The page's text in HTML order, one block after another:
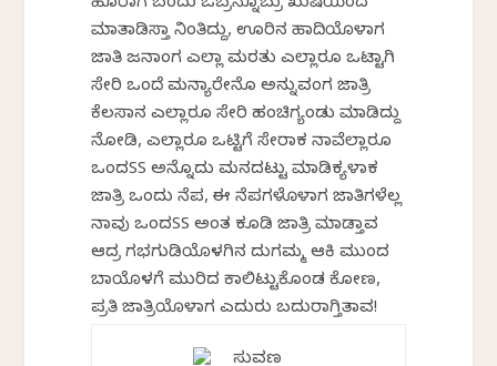
ಮಾತಾಡಿಸ್ತಾ ನಿಂತಿದ್ದು, ಊರಿನ ಹಾದಿಯೊಳಾಗ
ಜಾತಿ ಜನಾಂಗ ಎಲ್ಲಾ ಮರತು ಎಲ್ಲಾರೂ ಒಟ್ಟಾಗಿ
ಸೇರಿ ಒಂದೆ ಮನ್ಯಾರೇನೊ ಅನ್ನುವಂಗ ಜಾತ್ರಿ
ಕೆಲಸಾನ ಎಲ್ಲಾರೂ ಸೇರಿ ಹಂಚಿಗ್ಯಂಡು ಮಾಡಿದ್ದು
ನೋಡಿ, ಎಲ್ಲಾರೂ ಒಟ್ಟಿಗೆ ಸೇರಾಕ ನಾವೆಲ್ಲಾರೂ
ಒಂದSS ಅನ್ನೊದು ಮನದಟ್ಟು ಮಾಡಿಕ್ಯಳಾಕ
ಜಾತ್ರಿ ಒಂದು ನೆಪ, ಈ ನೆಪಗಳೊಳಾಗ ಜಾತಿಗಳೆಲ್ಲ
ನಾವು ಒಂದSS ಅಂತ ಕೂಡಿ ಜಾತ್ರಿ ಮಾಡ್ತಾವ
ಆದ್ರ ಗರ್ಭಗುಡಿಯೊಳಗಿನ ದುರ್ಗಮ್ಮ ಆಕಿ ಮುಂದ
ಬಾಯೊಳಗೆ ಮುರಿದ ಕಾಲಿಟ್ಟುಕೊಂಡ ಕೋಣ,
ಪ್ರತಿ ಜಾತ್ರಿಯೊಳಾಗ ಎದುರು ಬದುರಾಗ್ತಿರ್ತಾವ!